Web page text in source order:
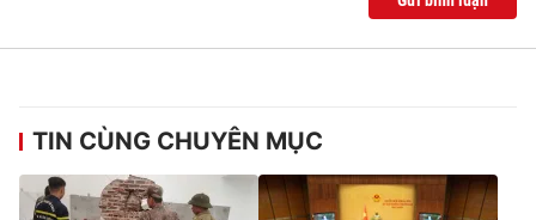
Email:toasoan@vtv.vn
TIN CÙNG CHUYÊN MỤC